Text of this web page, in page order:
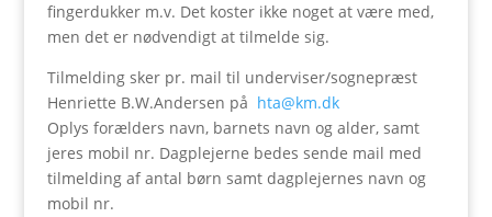
fingerdukker m.v. Det koster ikke noget at være med,
men det er nødvendigt at tilmelde sig.
Tilmelding sker pr. mail til underviser/sognepræst
Henriette B.W.Andersen på hta@km.dk
Oplys forælders navn, barnets navn og alder, samt
jeres mobil nr. Dagplejerne bedes sende mail med
tilmelding af antal børn samt dagplejernes navn og
mobil nr.